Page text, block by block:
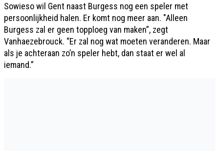
Sowieso wil Gent naast Burgess nog een speler met
persoonlijkheid halen. Er komt nog meer aan. "Alleen
Burgess zal er geen topploeg van maken”, zegt
Vanhaezebrouck. “Er zal nog wat moeten veranderen. Maar
als je achteraan zo’n speler hebt, dan staat er wel al
iemand.”